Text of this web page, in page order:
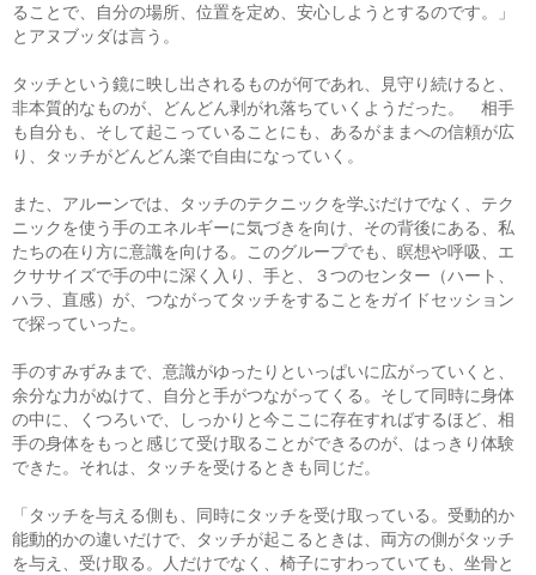
ることで、自分の場所、位置を定め、安心しようとするのです。」
とアヌブッダは言う。
タッチという鏡に映し出されるものが何であれ、見守り続けると、
非本質的なものが、どんどん剥がれ落ちていくようだった。 相手
も自分も、そして起こっていることにも、あるがままへの信頼が広
り、タッチがどんどん楽で自由になっていく。
また、アルーンでは、タッチのテクニックを学ぶだけでなく、テク
ニックを使う手のエネルギーに気づきを向け、その背後にある、私
たちの在り方に意識を向ける。このグループでも、瞑想や呼吸、エ
クササイズで手の中に深く入り、手と、３つのセンター（ハート、
ハラ、直感）が、つながってタッチをすることをガイドセッション
で探っていった。
手のすみずみまで、意識がゆったりといっぱいに広がっていくと、
余分な力がぬけて、自分と手がつながってくる。そして同時に身体
の中に、くつろいで、しっかりと今ここに存在すればするほど、相
手の身体をもっと感じて受け取ることができるのが、はっきり体験
できた。それは、タッチを受けるときも同じだ。
「タッチを与える側も、同時にタッチを受け取っている。受動的か
能動的かの違いだけで、タッチが起こるときは、両方の側がタッチ
を与え、受け取る。人だけでなく、椅子にすわっていても、坐骨と